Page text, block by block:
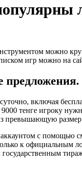
можно
игр можно на
включая
тенге игроку
превышающую размер
с
к официальным